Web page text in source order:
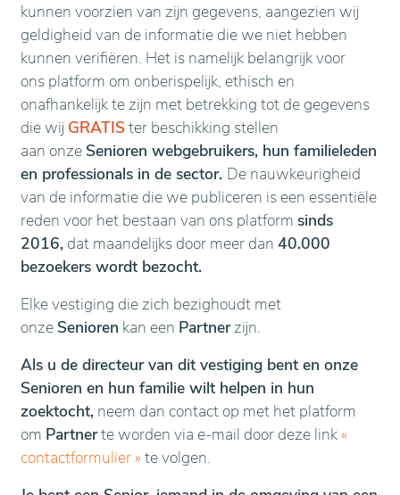
kunnen voorzien van zijn gegevens, aangezien wij
geldigheid van de informatie die we niet hebben
kunnen verifiëren. Het is namelijk belangrijk voor
ons platform om onberispelijk, ethisch en
onafhankelijk te zijn met betrekking tot de gegevens
die wij GRATISter beschikking stellen
aan onze Senioren webgebruikers, hun familieleden
en professionals in de sector. De nauwkeurigheid
van de informatie die we publiceren is een essentiële
reden voor het bestaan van ons platform sinds
2016, dat maandelijks door meer dan 40.000
bezoekers wordt bezocht.
Elke vestiging die zich bezighoudt met
onze Senioren kan een Partnerzijn.
Als u de directeur van dit vestiging bent en onze
Senioren en hun familie wilt helpen in hun
zoektocht, neem dan contact op met het platform
om Partnerte worden via e-mail door deze link «
contactformulier » te volgen.